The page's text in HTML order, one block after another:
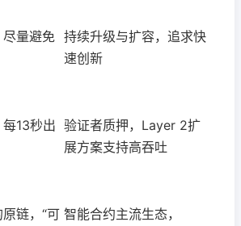
量避免 持续升级与扩容，追求快
速创新
13秒出 验证者质押，Layer 2扩
展方案支持高吞吐
链，“可 智能合约主流生态，